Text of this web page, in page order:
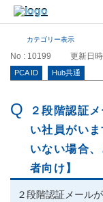
カテゴリー表示
No : 10199 更新日
PCA ID Hub共通
２段階認証
い社員がい
いない場合
者向け】
２段階認証メール